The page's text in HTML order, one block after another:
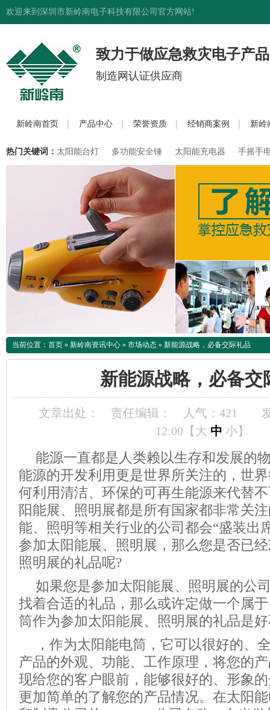
欢迎来到深圳市新岭南电子科技有限公司官方网站!
致力于做应急救灾电子产品
制造网认证供应商
新岭南首页 产品中心 荣誉资质 经销商案例 新岭
热门关键词： 太阳能台灯 多功能安全锤 太阳能充电器 手摇手
当前位置： 首页 » 新岭南资讯中心 » 市场动态 » 新能源战略，必备交际礼品
新能源战略，必备交
文章出处： 责任编辑： 人气： 421
12:00【 大 中 小】
能源一直都是人类赖以生存和发展的
能源的开发利用更是世界所关注的，世
何利用清洁、环保的可再生能源来代替
阳能展、照明展都是所有国家都非常关
能、照明等相关行业的公司都会“盛装出
参加太阳能展、照明展，那么您是否已
照明展的礼品呢?
如果您是参加太阳能展、照明展的公
找着合适的礼品，那么或许定做一个属
筒作为参加太阳能展、照明展的礼品是
，作为太阳能电筒，它可以很好的、
产品的外观、功能、工作原理，将您的
现给您的客户眼前，能够很好的、形象
更加简单的了解您的产品情况。在太阳